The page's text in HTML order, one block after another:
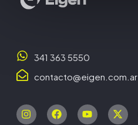
341 363 5550
contacto@eigen.com.ar